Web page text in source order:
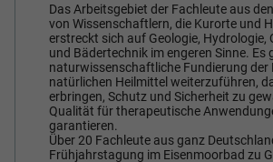
Das Arbeitsgebiet der Fachleute aus
von Wissenschaftlern, die Kurorte und
erstreckt sich auf Geologie, Hydrologie,
und Bädertechnik im engeren Sinne. Es
naturwissenschaftliche Fundierung der
natürlichen Heilmittel weiterzuführen,
erbringen, Schutz und Sicherheit zu
Qualität für therapeutische
garantieren.
Über 20 Fachleute aus ganz
Frühjahrstagung im Eisenmoorbad zu